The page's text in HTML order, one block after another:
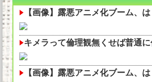
【画像】露悪アニメ化ブーム、
キメラって倫理観無くせば普通に
【画像】露悪アニメ化ブーム、